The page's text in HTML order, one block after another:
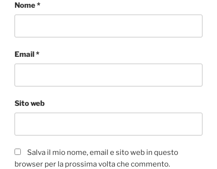
Nome*
Email*
Sito web
Salva il mio nome, email e sito web in questo
browser per la prossima volta che commento.